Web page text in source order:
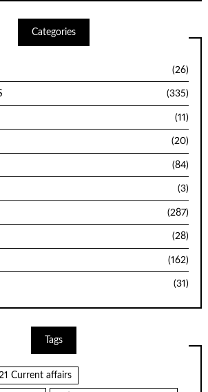
Categories
(26)
(335)
(11)
(20)
(84)
(3)
(287)
(28)
(162)
(31)
Tags
Current affairs